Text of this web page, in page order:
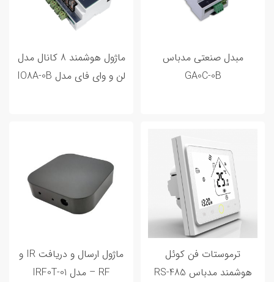
مبدل صنعتی مدباس
GA0C-0B
ماژول هوشمند 8 کانال مدل
لن و وای فای مدل IO8A-0B
ترموستات فن کوئل
هوشمند مدباس RS-485
ماژول ارسال و دریافت IR و
RF – مدل IRF0T-01
سازی خانه شما